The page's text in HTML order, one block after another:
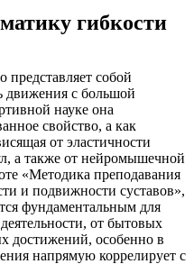
гибкости
представляет собой
движения с большой
науке она
свойство, а как
от эластичности
а также от нейромышечной
«Методика преподавания
и подвижности суставов»,
фундаментальным для
от бытовых
достижений, особенно в
напрямую коррелирует с